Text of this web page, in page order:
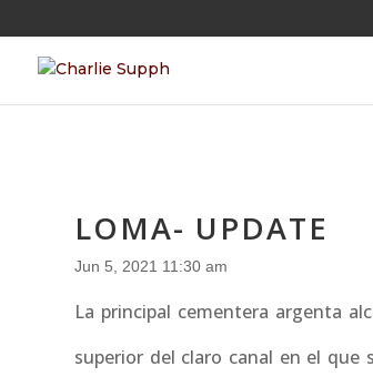
LOMA- UPDATE
Jun 5, 2021 11:30 am
La principal cementera argenta
superior del claro canal en el